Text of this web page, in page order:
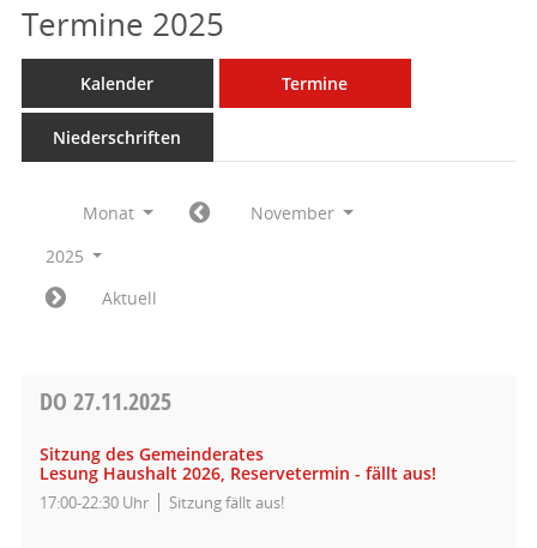
Termine 2025
Kalender Termine
Niederschriften
Monat
November
2025
Aktuell
DO 27.11.2025
Sitzung des Gemeinderates
Lesung Haushalt 2026, Reservetermin - fällt aus!
17:00-22:30 Uhr Sitzung fällt aus!